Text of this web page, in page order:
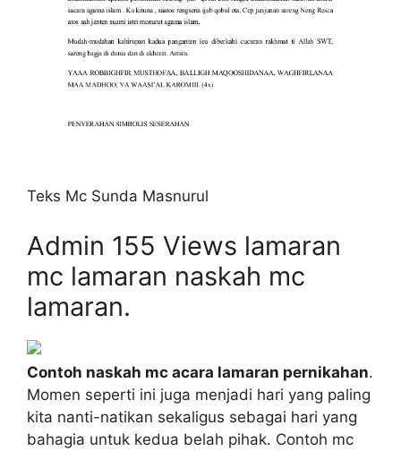
Teks Mc Sunda Masnurul
Admin 155 Views lamaran
mc lamaran naskah mc
lamaran.
Contoh naskah mc acara lamaran pernikahan.
Momen seperti ini juga menjadi hari yang paling
kita nanti-natikan sekaligus sebagai hari yang
bahagia untuk kedua belah pihak. Contoh mc